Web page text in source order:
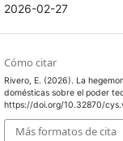
2026-02-27
Cómo citar
Rivero, E. (2026). La
domésticas sobre el poder
https://doi.org/10.32870/
Más formatos de cita